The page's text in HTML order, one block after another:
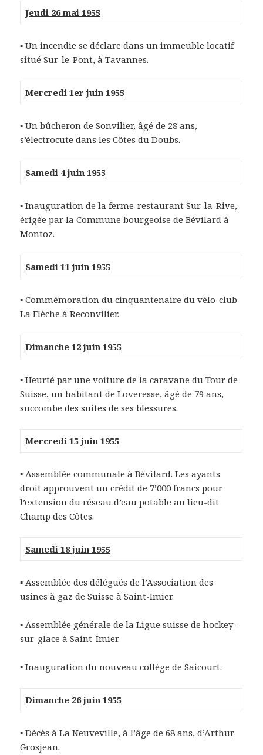
Jeudi 26 mai 1955
▪ Un incendie se déclare dans un immeuble locatif
situé Sur-le-Pont, à Tavannes.
Mercredi 1er juin 1955
▪ Un bûcheron de Sonvilier, âgé de 28 ans,
s’électrocute dans les Côtes du Doubs.
Samedi 4 juin 1955
▪ Inauguration de la ferme-restaurant Sur-la-Rive,
érigée par la Commune bourgeoise de Bévilard à
Montoz.
Samedi 11 juin 1955
▪ Commémoration du cinquantenaire du vélo-club
La Flèche à Reconvilier.
Dimanche 12 juin 1955
▪ Heurté par une voiture de la caravane du Tour de
Suisse, un habitant de Loveresse, âgé de 79 ans,
succombe des suites de ses blessures.
Mercredi 15 juin 1955
▪ Assemblée communale à Bévilard. Les ayants
droit approuvent un crédit de 7’000 francs pour
l’extension du réseau d’eau potable au lieu-dit
Champ des Côtes.
Samedi 18 juin 1955
▪ Assemblée des délégués de l’Association des
usines à gaz de Suisse à Saint-Imier.
▪ Assemblée générale de la Ligue suisse de hockey-
sur-glace à Saint-Imier.
▪ Inauguration du nouveau collège de Saicourt.
Dimanche 26 juin 1955
▪ Décès à La Neuveville, à l’âge de 68 ans, d’Arthur
Grosjean.